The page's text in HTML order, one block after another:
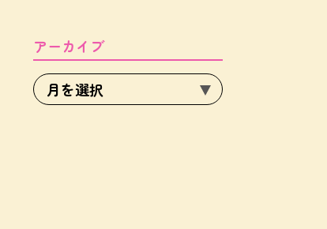
アーカイブ